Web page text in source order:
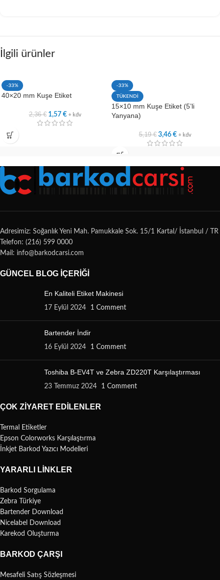
İlgili ürünler
-33%
40×20 mm Kuşe Etiket
2,36€ 1,57 € + kdv
-33%
TÜKENDİ
15×10 mm Kuşe Etiket (5’li
Yanyana)
5,19€ 3,46 € + kdv
Adresimiz: Soğanlık Yeni Mah. Pamukkale Sok. 15/1 Kartal/ İstanbul / TR
Telefon: (216) 599 0000
Mail: info@barkodcarsi.com
GÜNCEL BLOG İÇERIĞI
En Kaliteli Etiket Makinesi
17 Eylül 2024 1 Comment
Bartender İndir
16 Eylül 2024 1 Comment
Toshiba B-EV4T ve Zebra ZD220T Karşılaştırması
23 Temmuz 2024 1 Comment
ÇOK ZIYARET EDILENLER
Termal Etiketler
Epson Colorworks Karşılaştırma
İnkjet Barkod Yazıcı Modelleri
YARARLI LINKLER
Barkod Sorgulama
Zebra Türkiye
Bartender Download
Nicelabel Download
Karekod Oluşturma
BARKOD ÇARŞI
Mesafeli Satış Sözleşmesi